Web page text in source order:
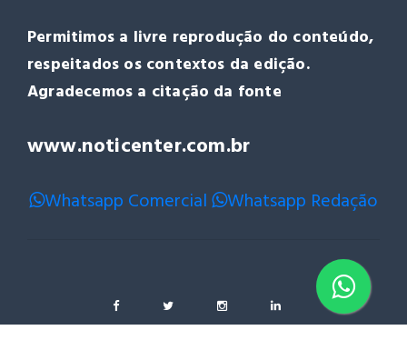
Permitimos a livre reprodução do conteúdo,
respeitados os contextos da edição.
Agradecemos a citação da fonte
www.noticenter.com.br
Whatsapp Comercial Whatsapp Redação